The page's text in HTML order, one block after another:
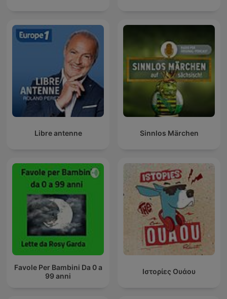
Libre antenne Sinnlos Märchen
Favole Per Bambini Da 0 a
99 anni
Ιστορίες Ουάου